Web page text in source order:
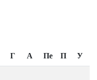
Г А Пе П У